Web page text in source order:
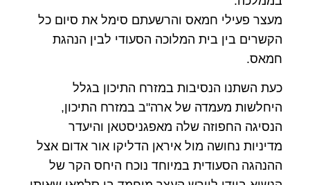
מעצר פעילי חמאס והרשעתם סימל את סיום כל
הקשרים בין בית המלוכה הסעודי לבין הנהגת
חמאס.
כעת השתנו הנסיבות במזרח התיכון בגלל
היחלשות מעמדה של ארה"ב במזרח התיכון,
הנסיגה החפוזה שלה מאפגניסטאן והיעדר
מדיניות נחושה מול איראן הדליקו אור אדום אצל
ההנהגה הסעודית במיוחד נוכח היחס הקר של